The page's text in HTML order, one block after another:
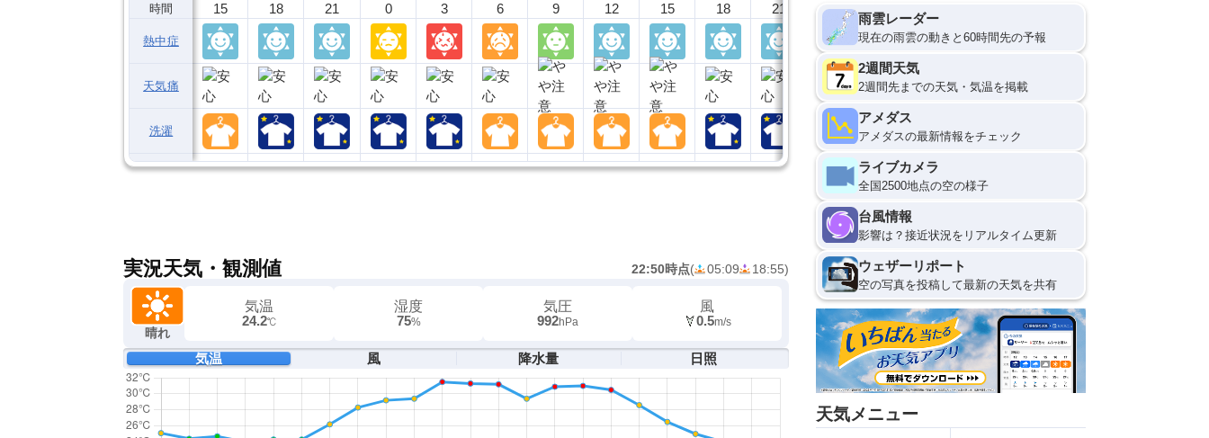
時間
熱中症
天気痛
洗濯
15 18 21 0 3 6 9 12 15 18 21 0
実況天気・観測値 22:50時点( 05:09 18:55)
晴れ
気温
24.2℃
湿度
75%
気圧
992hPa
風
0.5m/s
気温 風 降水量 日照
雨雲レーダー
現在の雨雲の動きと60時間先の予報
2週間天気
2週間先までの天気・気温を掲載
アメダス
アメダスの最新情報をチェック
ライブカメラ
全国2500地点の空の様子
台風情報
影響は？接近状況をリアルタイム更新
ウェザーリポート
空の写真を投稿して最新の天気を共有
天気メニュー